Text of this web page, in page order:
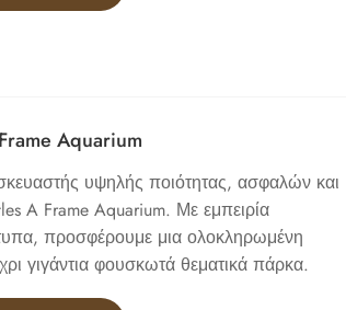
Aquarium
υψηλής ποιότητας, ασφαλών και
A Frame Aquarium. Με εμπειρία
προσφέρουμε μια ολοκληρωμένη
γιγάντια φουσκωτά θεματικά πάρκα.